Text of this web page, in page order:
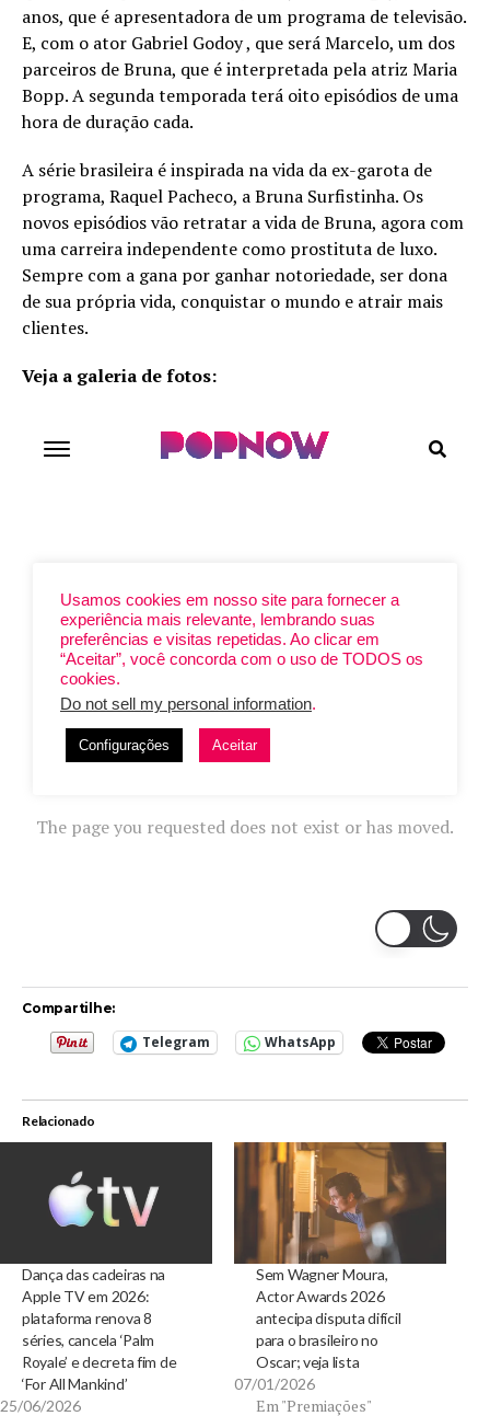
anos, que é apresentadora de um programa de televisão.
E, com o ator Gabriel Godoy , que será Marcelo, um dos
parceiros de Bruna, que é interpretada pela atriz Maria
Bopp. A segunda temporada terá oito episódios de uma
hora de duração cada.
A série brasileira é inspirada na vida da ex-garota de
programa, Raquel Pacheco, a Bruna Surfistinha. Os
novos episódios vão retratar a vida de Bruna, agora com
uma carreira independente como prostituta de luxo.
Sempre com a gana por ganhar notoriedade, ser dona
de sua própria vida, conquistar o mundo e atrair mais
clientes.
Veja a galeria de fotos:
Compartilhe:
Telegram WhatsApp
Relacionado
Dança das cadeiras na
Apple TV em 2026:
plataforma renova 8
séries, cancela ‘Palm
Royale’ e decreta fim de
‘For All Mankind’
25/06/2026
Sem Wagner Moura,
Actor Awards 2026
antecipa disputa difícil
para o brasileiro no
Oscar; veja lista
07/01/2026
Em "Premiações"